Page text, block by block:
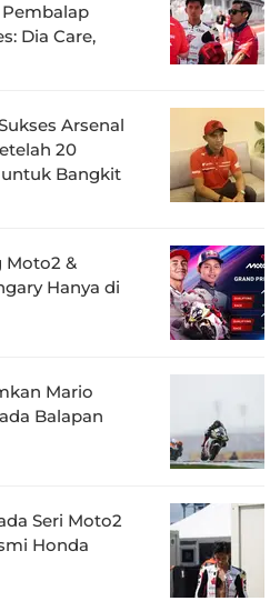
Dia Care,
Arsenal
20
untuk Bangkit
Moto2 &
Hanya di
Mario
Balapan
Seri Moto2
Honda